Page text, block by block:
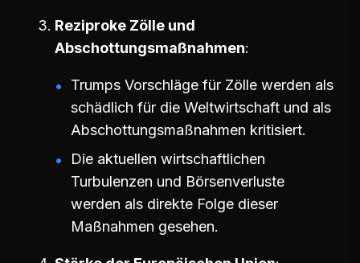
Reziproke Zölle und
Abschottungsmaßnahmen
Trumps Vorschläge für Zölle werden als
schädlich für die Weltwirtschaft und als
Abschottungsmaßnahmen kritisiert.
Die aktuellen wirtschaftlichen
Turbulenzen und Börsenverluste
werden als direkte Folge dieser
Maßnahmen gesehen.